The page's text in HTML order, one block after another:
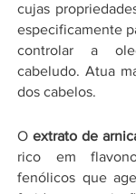
cujas
especificamente
controlar a
cabeludo. Atua
dos cabelos.
Oextrato de
rico em
fenólicos que